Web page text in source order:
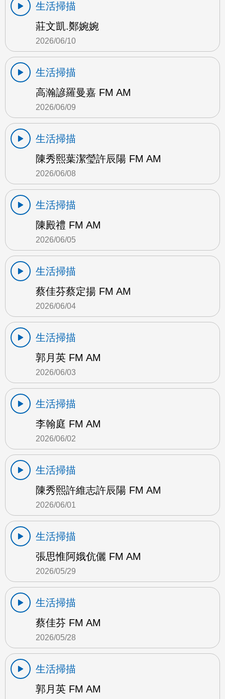
生活掃描
莊文凱.鄭婉婉
2026/06/10
生活掃描
高瀚諺羅曼嘉 FM AM
2026/06/09
生活掃描
陳秀熙葉潔瑩許辰陽 FM AM
2026/06/08
生活掃描
陳殿禮 FM AM
2026/06/05
生活掃描
蔡佳芬蔡定揚 FM AM
2026/06/04
生活掃描
郭月英 FM AM
2026/06/03
生活掃描
李翰庭 FM AM
2026/06/02
生活掃描
陳秀熙許維志許辰陽 FM AM
2026/06/01
生活掃描
張思惟阿娥伉儷 FM AM
2026/05/29
生活掃描
蔡佳芬 FM AM
2026/05/28
生活掃描
郭月英 FM AM